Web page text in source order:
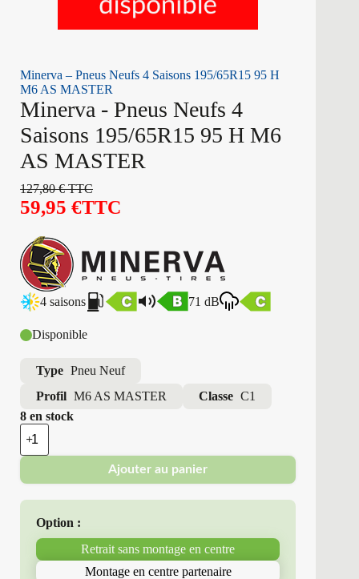
Minerva – Pneus Neufs 4 Saisons 195/65R15 95 H
M6 AS MASTER
Minerva - Pneus Neufs 4
Saisons 195/65R15 95 H M6
AS MASTER
127,80€TTC
59,95 €TTC
4 saisons 71 dB
Disponible
Type Pneu Neuf
Profil M6 AS MASTER Classe C1
8 en stock
quantité
de
Minerva
Pneus
Neufs
Saisons
195/65R15
Ajouter au panier
Option :
Retrait sans montage en centre
Montage en centre partenaire